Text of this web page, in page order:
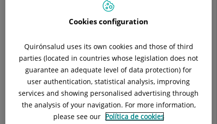
toràcic atípic en pacient amb probabilitat baixa-intermèdia de
tenir malaltia coronària. Després d'una prova d'esforç o prova
d'imatge gammagràfica no concloent i persistència de
símptomes, en pacients en els quals interessa descartar
patologia coronària previ a cirurgia cardíaca no coronària,
objectivar que els "stents" (molls) coronaris i empelts
mamaris funcionen (són permeables ), descartar malaltia
Cookies configuration
Quirónsalud uses its own cookies and those of third
parties (located in countries whose legislation does not
guarantee an adequate level of data protection) for
user authentication, statistical analysis, improving
services and showing personalised advertising through
the analysis of your navigation. For more information,
please see our Política de cookies